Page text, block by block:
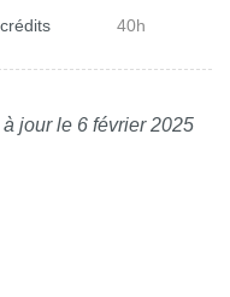
40h
jour le 6 février 2025